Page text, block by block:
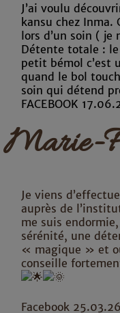
J’ai voulu
kansu chez Inma.
lors d’un soin ( je
Détente totale :
petit bémol c’est
quand le bol
soin qui détend
FACEBOOK
Marie-
Je viens
auprès de
me suis
sérénité, une
« magique » et
conseille
Facebook 25.03.26